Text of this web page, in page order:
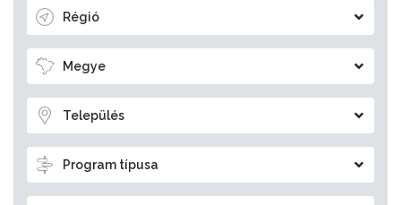
Régió
Megye
Település
Program típusa